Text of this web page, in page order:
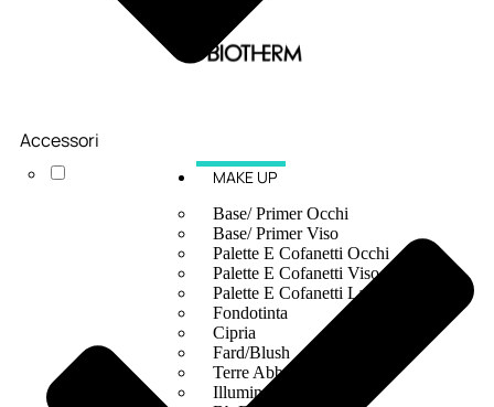
MAKE UP
Base/ Primer Occhi
Base/ Primer Viso
Palette E Cofanetti Occhi
Palette E Cofanetti Viso
Palette E Cofanetti Labbra
Fondotinta
Cipria
Fard/Blush
Terre Abbronzanti
Illuminante Viso
Accessori